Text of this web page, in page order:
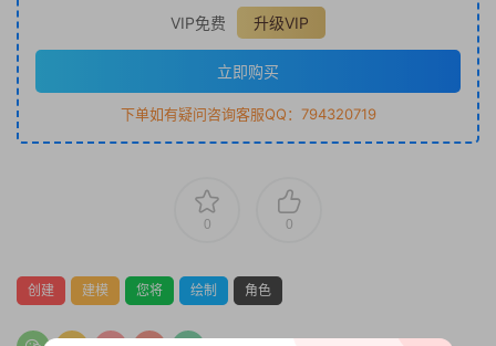
VIP免费
升级VIP
立即购买
下单如有疑问咨询客服QQ：794320719
0 0
创建 建模 您将 绘制 角色